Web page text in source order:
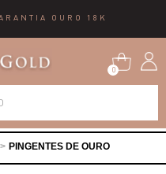
OURO 18K
0
PINGENTES DE OURO